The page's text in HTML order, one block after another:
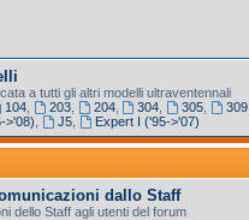
a tutti gli altri modelli ultraventennali
104, 203, 204, 304 305 309
>'08)
J5, Expert I ('95->'07)
dallo Staff
dello Staff agli utenti del forum